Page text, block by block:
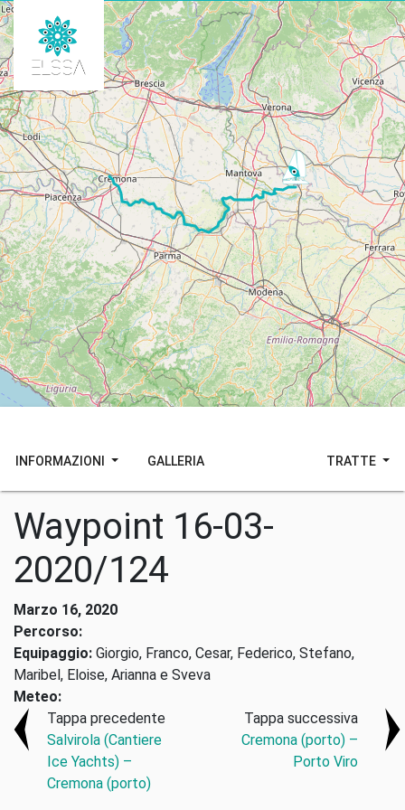
INFORMAZIONI GALLERIA TRATTE
Waypoint 16-03-
2020/124
Marzo 16, 2020
Percorso:
Equipaggio: Giorgio, Franco, Cesar, Federico, Stefano,
Maribel, Eloise, Arianna e Sveva
Meteo:
Tappa precedente
Salvirola (Cantiere
Ice Yachts) –
Cremona (porto)
Tappa successiva
Cremona (porto) –
Porto Viro